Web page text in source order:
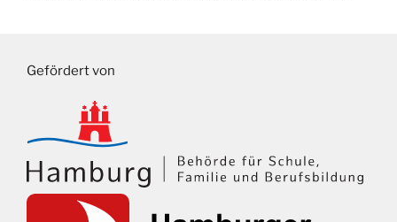
Gefördert von